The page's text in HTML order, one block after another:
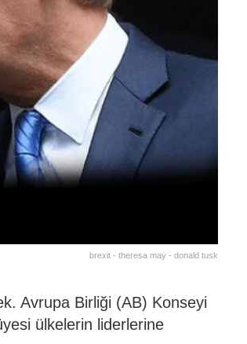
brexit - theresa may - donald tusk
Avrupa Birliği (AB) Konseyi
ülkelerin liderlerine